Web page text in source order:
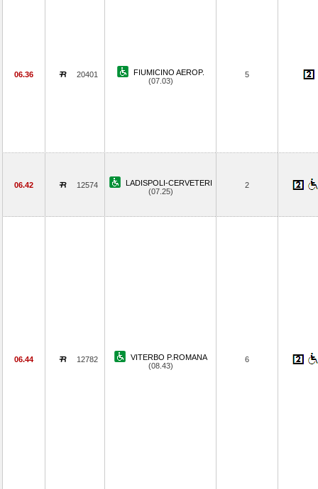
06.36 20401
FIUMICINO AEROP.
(07.03)
5
06.42 12574
LADISPOLI-CERVETERI
(07.25)
2
06.44 12782
VITERBO P.ROMANA
(08.43)
6